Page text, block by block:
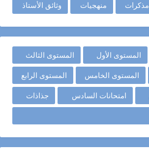
مذكرات منهجيات وثائق الأستاذ
المستوى الأول المستوى الثالث
المستوى الخامس المستوى الرابع
امتحانات السادس جذاذات